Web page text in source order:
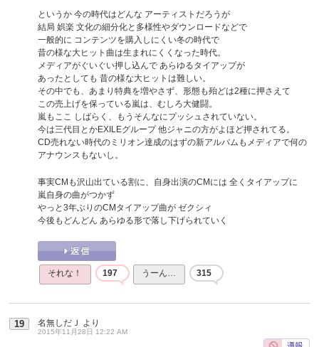
というか 今の時代はどんな アーティストだろうが
結局 娯楽 文化の細分化と多様性やダウンロードなどで
一般的に コンテンツを購入しにくい冬の時代で
昔の様な大ヒット曲は生まれにくくなった時代。
メディアがぐいぐい押し込んで あらゆるタイアップが
あったとしても 昔の様な大ヒットは難しい。
その中でも、あまり特典を増やさず、形態も殆どは2種に押さえて
この売上げを保っている嵐は、むしろ大健闘。
嵐もここ しばらく、もうそんなにプッシュされていない。
今は三代目とかEXILEグループ 他ジャニの方がよほど押されてる。
CD売れない時代のミリオン達成のはずの新アルバムもメディアで何の
アナウンスもないし。
事実CMも沢山出ている割に、自身出演のCMには 全くタイアップに
嵐自身の曲がつかず
やっと3年ぶりのCMタイアップ曲が ゼクシィ
今後もどんどん あらゆる形で落し下げられていく
それな！ 197 うーん… 315
19 名無しだＪ より
2015年11月28日 12:22 AM